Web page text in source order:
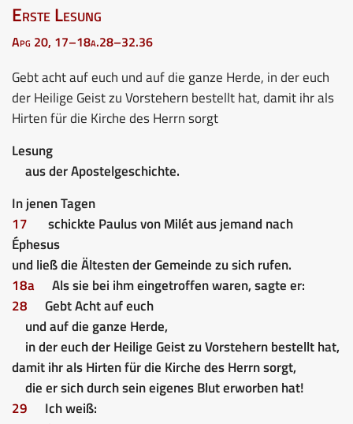
Erste Lesung
Apg 20, 17–18a.28–32.36
Gebt acht auf euch und auf die ganze Herde, in der euch
der Heilige Geist zu Vorstehern bestellt hat, damit ihr als
Hirten für die Kirche des Herrn sorgt
Lesung
aus der Apostelgeschichte.
In jenen Tagen
17
schickte Paulus von Milét aus jemand nach
Éphesus
und ließ die Ältesten der Gemeinde zu sich rufen.
18a
Als sie bei ihm eingetroffen waren, sagte er:
28
Gebt Acht auf euch
und auf die ganze Herde,
in der euch der Heilige Geist zu Vorstehern bestellt hat,
damit ihr als Hirten für die Kirche des Herrn sorgt,
die er sich durch sein eigenes Blut erworben hat!
29
Ich weiß: